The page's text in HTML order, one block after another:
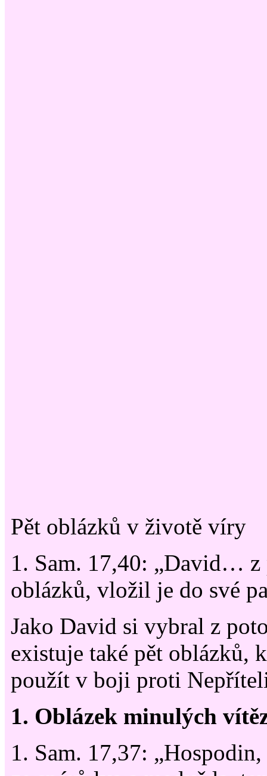
Pět oblázků v životě víry
1. Sam. 17,40: „David…
oblázků, vložil je do své
Jako David si vybral z
existuje také pět oblázků,
použít v boji proti
1. Oblázek minulých
1. Sam. 17,37: